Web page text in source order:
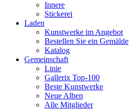
Innere
Stickerei
Laden
Kunstwerke im Angebot
Bestellen Sie ein Gemälde
Katalog
Gemeinschaft
Linie
Gallerix Top-100
Beste Kunstwerke
Neue Alben
Alle Mitglieder